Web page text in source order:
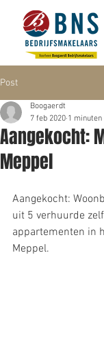
Post
Aangekocht:
Meppel
Boogaerdt
7 feb 2020 1
Aangekocht:
uit 5 verhuurde
appartementen in
Meppel.